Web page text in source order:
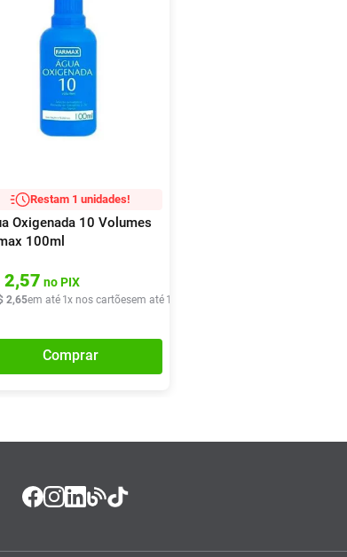
14,40
Restam 1 unidades!
Oxigenada 10 Volumes
100ml
2,57 no PIX
2,65em até 1x nos cartõesem até 1
Comprar